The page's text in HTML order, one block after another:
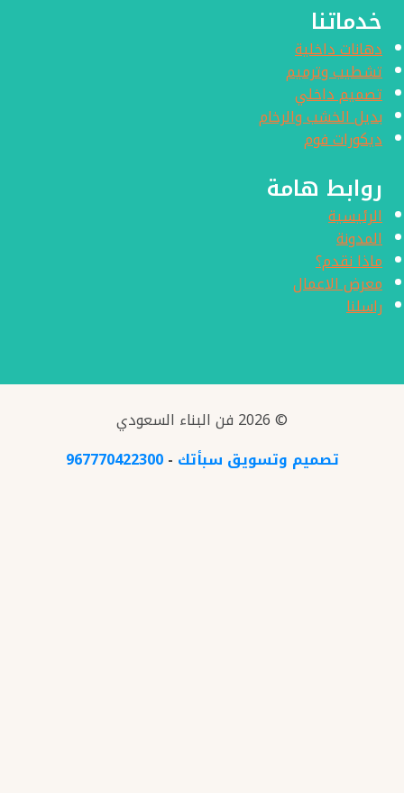
خدماتنا
دهانات داخلية
تشطيب وترميم
تصميم داخلي
بديل الخشب والرخام
ديكورات فوم
روابط هامة
الرئيسية
المدونة
ماذا نقدم؟
معرض الاعمال
راسلنا
© 2026 فن البناء السعودي
تصميم وتسويق سبأتك -
967770422300